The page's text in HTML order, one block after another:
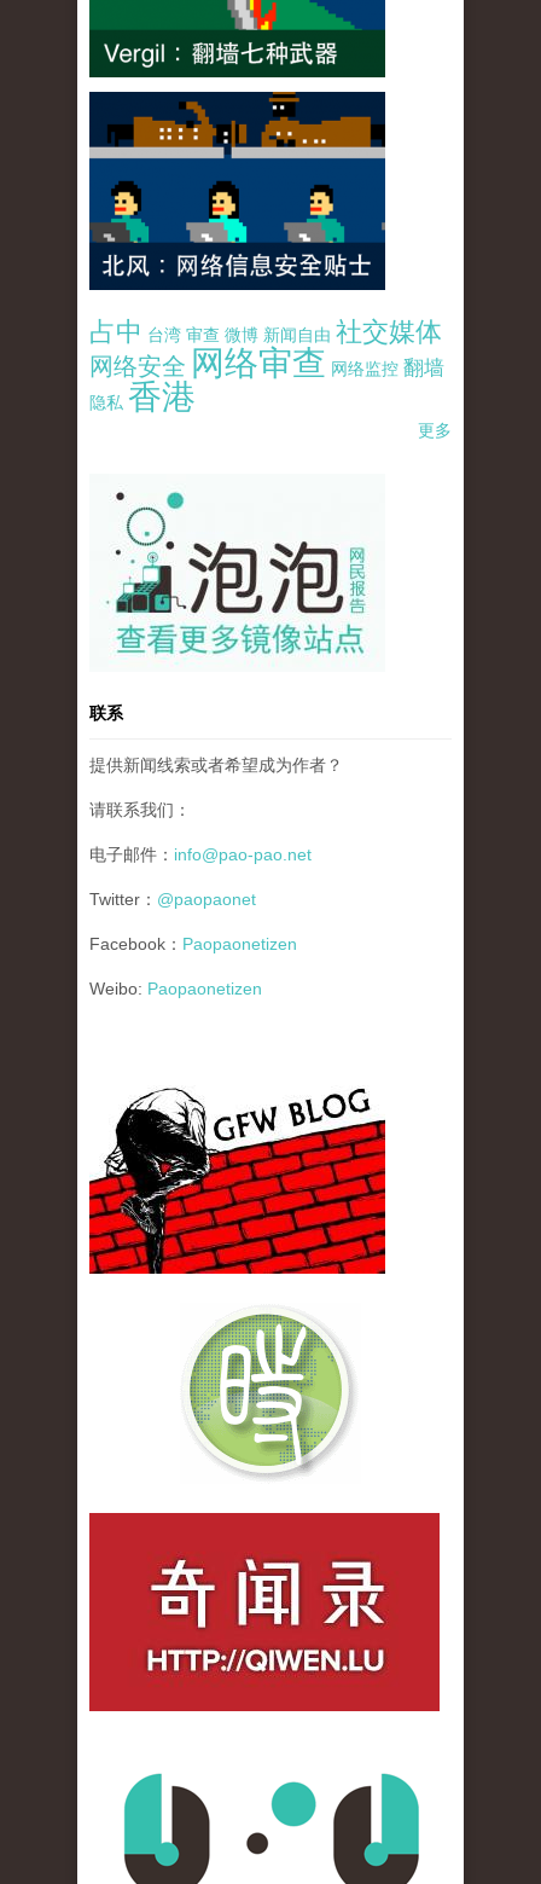
占中 台湾 审查 微博 新闻自由 社交媒体
网络安全 网络审查 网络监控 翻墙
隐私 香港
更多
pao-pao-banner-mirror-site-120814.jpg
联系
提供新闻线索或者希望成为作者？
请联系我们：
电子邮件： info@pao-pao.net
Twitter： @paopaonet
Facebook： Paopaonetizen
Weibo: Paopaonetizen
gfw_blog_small.jpg